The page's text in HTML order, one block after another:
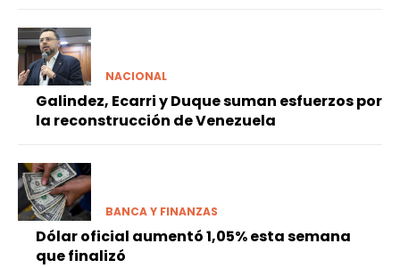
NACIONAL
Galindez, Ecarri y Duque suman esfuerzos por
la reconstrucción de Venezuela
BANCA Y FINANZAS
Dólar oficial aumentó 1,05% esta semana
que finalizó